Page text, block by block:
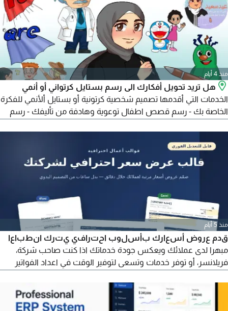
منذ 4 أيام
هل تريد تحويل أفكارك الى رسم بستايل كرتواني أو أنمي
الخدمات التي أقدمها تصميم شخصية كرتونية أو بستايل ألأنمي للفكرة
الخاصة بك - رسم قصص اطفال توعوية وهادفة من تأليفك - رسم
منذ 5 أيام
قدم عروض أسعارك بأسلوب احترافي يترك انطباعا
مبهرا لدى عملائك ويعكس جودة خدماتك اذا كنت صاحب شركة،
فريلانسر، أو توفر خدمات وتسعى لتوفير الوقت في اعداد الفواتير
المثالي لك. مميزات القالب حسابات أوتوماتيكية بالكامل يقوم القالب
بحساب المجموع، الخصومات، والخصم الاجمالي تلقائيا بمجرد ادخال